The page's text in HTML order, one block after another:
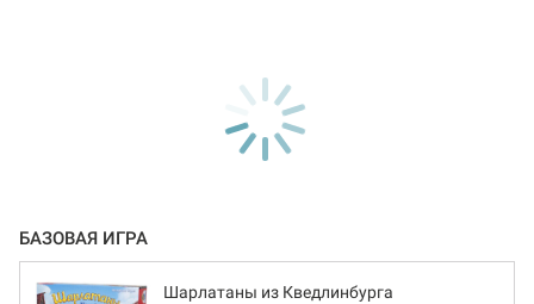
БАЗОВАЯ ИГРА
Шарлатаны из Кведлинбурга